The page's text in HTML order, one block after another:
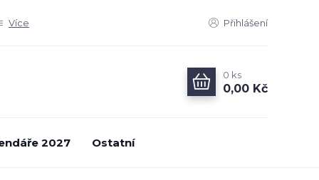
Více Přihlášení
0 ks
0,00 Kč
2027 Ostatní